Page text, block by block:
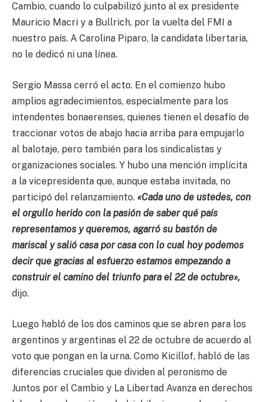
Cambio, cuando lo culpabilizó junto al ex presidente
Mauricio Macri y a Bullrich, por la vuelta del FMI a
nuestro país. A Carolina Piparo, la candidata libertaria,
no le dedicó ni una línea.
Sergio Massa cerró el acto. En el comienzo hubo
amplios agradecimientos, especialmente para los
intendentes bonaerenses, quienes tienen el desafío de
traccionar votos de abajo hacia arriba para empujarlo
al balotaje, pero también para los sindicalistas y
organizaciones sociales. Y hubo una mención implícita
a la vicepresidenta que, aunque estaba invitada, no
participó del relanzamiento. «Cada uno de ustedes, con
el orgullo herido con la pasión de saber qué país
representamos y queremos, agarró su bastón de
mariscal y salió casa por casa con lo cual hoy podemos
decir que gracias al esfuerzo estamos empezando a
construir el camino del triunfo para el 22 de octubre»,
dijo.
Luego habló de los dos caminos que se abren para los
argentinos y argentinas el 22 de octubre de acuerdo al
voto que pongan en la urna. Como Kicillof, habló de las
diferencias cruciales que dividen al peronismo de
Juntos por el Cambio y La Libertad Avanza en derechos